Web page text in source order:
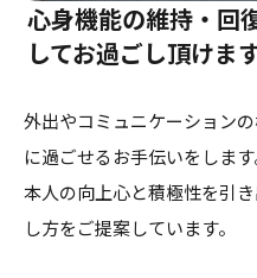
心身機能の維持・回
してお過ごし頂けま
外出やコミュニケーション
に過ごせるお手伝いをしま
本人の向上心と積極性を引
し方をご提案しています。